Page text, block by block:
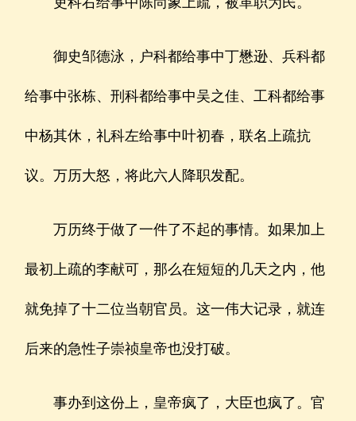
御史邹德泳，户科都给事中丁懋逊、兵科都
给事中张栋、刑科都给事中吴之佳、工科都给事
中杨其休，礼科左给事中叶初春，联名上疏抗
议。万历大怒，将此六人降职发配。
万历终于做了一件了不起的事情。如果加上
最初上疏的李献可，那么在短短的几天之内，他
就免掉了十二位当朝官员。这一伟大记录，就连
后来的急性子崇祯皇帝也没打破。
事办到这份上，皇帝疯了，大臣也疯了。官